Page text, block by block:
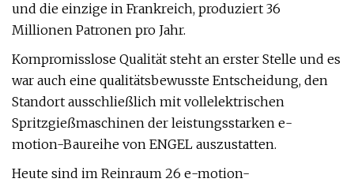
und die einzige in Frankreich, produziert 36
Millionen Patronen pro Jahr.
Kompromisslose Qualität steht an erster Stelle und es
war auch eine qualitätsbewusste Entscheidung, den
Standort ausschließlich mit vollelektrischen
Spritzgießmaschinen der leistungsstarken e-
motion-Baureihe von ENGEL auszustatten.
Heute sind im Reinraum 26 e-motion-